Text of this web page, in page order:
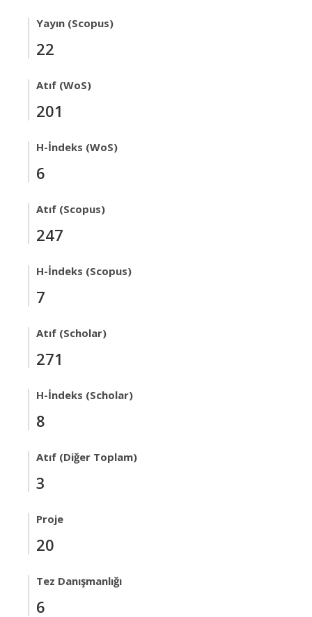
Yayın (Scopus)
22
Atıf (WoS)
201
H-İndeks (WoS)
6
Atıf (Scopus)
247
H-İndeks (Scopus)
7
Atıf (Scholar)
271
H-İndeks (Scholar)
8
Atıf (Diğer Toplam)
3
Proje
20
Tez Danışmanlığı
6